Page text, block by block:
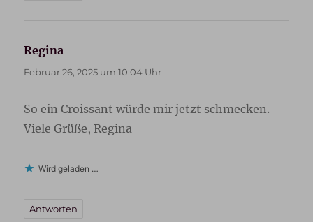
Regina
Februar 26, 2025 um 10:04 Uhr
So ein Croissant würde mir jetzt schmecken.
Viele Grüße, Regina
Wird geladen …
Antworten